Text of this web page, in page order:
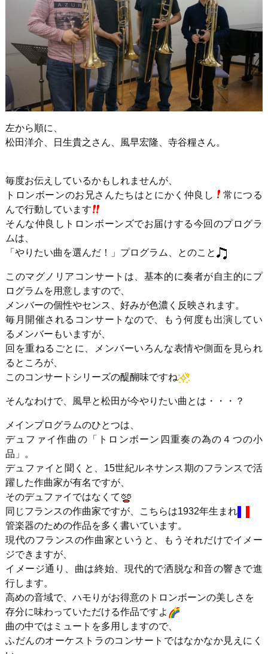
左から順に、
松田洋介、日生貴之さん、風早宏隆、寺谷糧さん。
毎度お伝えしているかもしれませんが、
トロンボーンのお兄さんたちはとにかく仲良し
常につる
んで行動しています
そんな仲良しトロンボーンズでお届けする今回のプログラ
ムは、
「やりたい曲を選んだ！」プログラム、とのこと
このマグノリアコンサートは、基本的に奏者が自主的にプ
ログラムを用意しますので、
メンバーの個性やセンス、好みが色濃く反映されます。
毎月開催されるコンサートなので、もう何度も出演してい
るメンバーもいますが、
回を重ねるごとに、メンバーいろんな表情や側面を見られ
るところが、
このコンサートシリーズの醍醐味ですね
そんなわけで、風早と松田が今やりたい曲とは・・・？
メインプログラムのひとつは、
デュファイ作曲の「トロンボーン四重奏の為の４つの小
品」。
デュファイと聞くと、15世紀ルネサンス期のフランスで活
躍した作曲家が有名ですが、
そのデュファイではなくて
同じフランスの作曲家ですが、こちらは1932年生まれ
管楽器のための作品を多く書いています。
現代のフランスの作曲家というと、もうそれだけでイメー
ジできますが、
イメージ通り、曲は終始、現代的で洒脱な和音の響きで進
行します。
高めの音域で、ハモりがお得意のトロンボーンの美しさを
存分に味わっていただける作品ですよ
曲の中ではミュートを多用しますので、
ふだんのオーケストラのコンサートではなかなか見えにく